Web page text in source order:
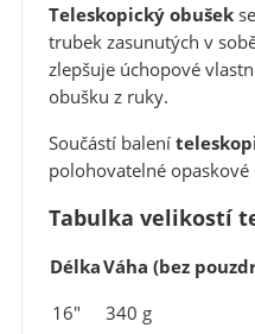
Teleskopický obušek
trubek zasunutých v
zlepšuje úchopové
obušku z ruky.
Součástí balení
polohovatelné opaskové
Tabulka velikostí
DélkaVáha (bez
16"
340 g